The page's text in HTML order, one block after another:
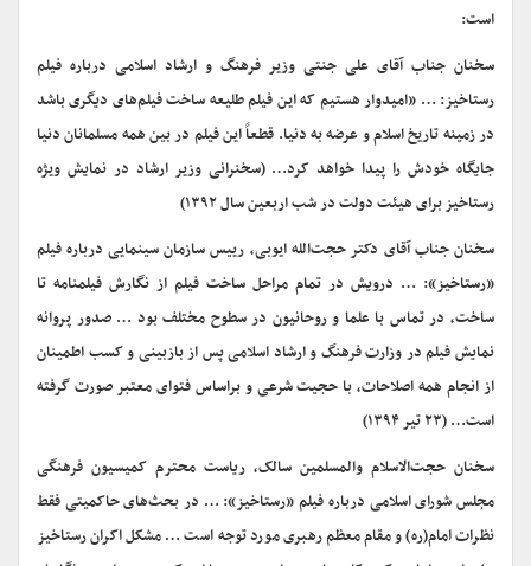
است:
سخنان جناب آقای علی جنتی وزیر فرهنگ و ارشاد اسلامی درباره فیلم
رستاخیز: … «امیدوار هستیم که این فیلم طلیعه ساخت فیلم‌های دیگری باشد
در زمینه تاریخ اسلام و عرضه به دنیا. قطعاً این فیلم در بین همه مسلمانان دنیا
جایگاه خودش را پیدا خواهد کرد… (سخنرانی وزیر ارشاد در نمایش ویژه
رستاخیز برای هیئت دولت در شب اربعین سال ۱۳۹۲)
سخنان جناب آقای دکتر حجت‌الله ایوبی، رییس سازمان سینمایی درباره فیلم
«رستاخیز»: … درویش در تمام مراحل ساخت فیلم از نگارش فیلمنامه تا
ساخت، در تماس با علما و روحانیون در سطوح مختلف بود … صدور پروانه
نمایش فیلم در وزارت فرهنگ و ارشاد اسلامی پس از بازبینی و کسب اطمینان
از انجام همه اصلاحات، با حجیت شرعی و براساس فتوای معتبر صورت گرفته
است… (۲۳ تیر ۱۳۹۴)
سخنان حجت‌الاسلام والمسلمین سالک، ریاست محترم کمیسیون فرهنگی
مجلس شورای اسلامی درباره فیلم «رستاخیز»: … در بحث‌های حاکمیتی فقط
نظرات امام(ره) و مقام معظم رهبری مورد توجه است … مشکل اکران رستاخیز